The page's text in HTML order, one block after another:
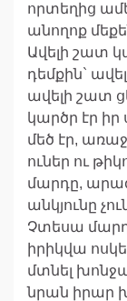
որտեղից
անողոք
Ավելի շատ
դեմքին`
ավելի շատ
կարծր էր
մեծ էր,
ուներ ու
մարդը, արագ
անկյունը
Չտեսա
իրիկվա
մտնել
նրան իրար